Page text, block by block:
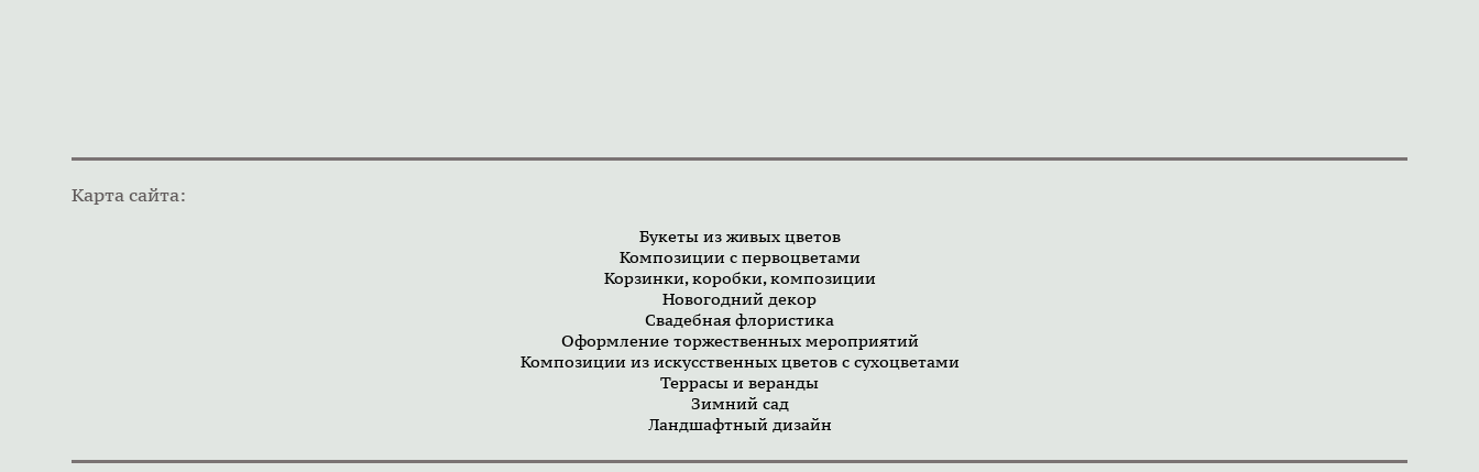
Карта сайта:
Букеты из живых цветов
Композиции с первоцветами
Корзинки, коробки, композиции
Новогодний декор
Свадебная флористика
Оформление торжественных мероприятий
Композиции из искусственных цветов с сухоцветами
Террасы и веранды
Зимний сад
Ландшафтный дизайн